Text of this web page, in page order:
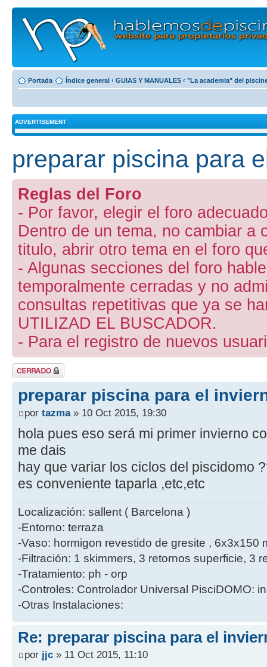
Portada Índice general ‹ GUIAS Y MANUALES ‹ "La academia" del
ADVERTISEMENT
preparar piscina para
Reglas del Foro
- Por favor, elegir el foro
Dentro de un tema, no cambiar a
titulo, abrir otro tema en el foro
- Algunas secciones del foro
temporalmente cerradas y no
consultas repetitivas que ya se
UTILIZAD EL BUSCADOR.
- Para el registro de nuevos
Tema cerrado
preparar piscina para el
por tazma» 10 Oct 2015, 19:30
hola pues eso será mi primer invierno
me dais
hay que variar los ciclos del piscidomo
es conveniente taparla ,etc,etc
Localización: sallent ( Barcelona )
-Entorno: terraza
-Vaso: hormigon revestido de gresite , 6x3x150
-Filtración: 1 skimmers, 3 retornos superficie, 3
-Tratamiento: ph - orp
-Controles: Controlador Universal PisciDOMO:
-Otras Instalaciones:
Re: preparar piscina para el
por jjc » 11 Oct 2015, 11:10